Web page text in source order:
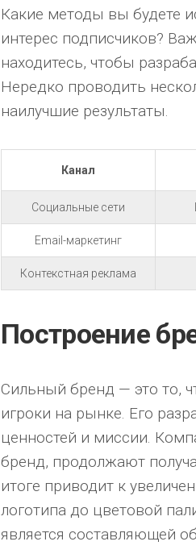
Какие методы вы будете
интерес подписчиков?
находитесь, чтобы
Нередко проводить
наилучшие результаты.
Канал
Социальные сети
Email-маркетинг
Контекстная реклама
Построение
Сильный бренд — это то,
игроки на рынке. Его
ценностей и миссии.
бренд, продолжают
итоге приводит к
логотипа до цветовой
является составляющей